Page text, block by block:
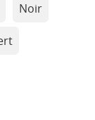
Noir